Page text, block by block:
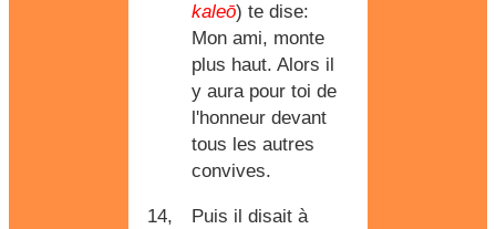
kaleō) te dise:
Mon ami, monte
plus haut. Alors il
y aura pour toi de
l'honneur devant
tous les autres
convives.
14,
Puis il disait à